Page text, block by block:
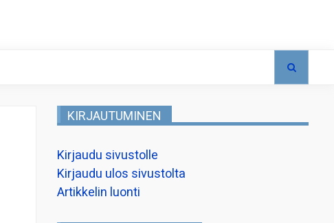
KIRJAUTUMINEN
Kirjaudu sivustolle
Kirjaudu ulos sivustolta
Artikkelin luonti